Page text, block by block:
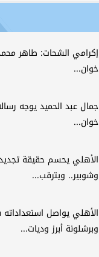
إكرامي الشحات: طاهر
خوان...
جمال عبد الحميد يوجه
خوان...
الأهلي يحسم حقيقة
وشوبير.. ويترقب...
الأهلي يواصل استعداداته
وبرشلونة أبرز وديات...